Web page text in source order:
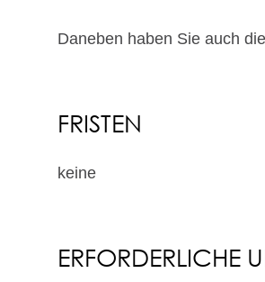
Daneben haben Sie auch
FRISTEN
keine
ERFORDERLICHE